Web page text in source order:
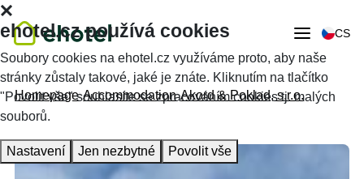
CS
Homepage Accommodation Akord & Poklad, s.r.o.
ehotel.cz používá cookies
Soubory cookies na ehotel.cz využíváme proto, aby naše
stránky zůstaly takové, jaké je znáte. Kliknutím na tlačítko
"Povolit vše" souhlasíte se zpracováním cookies tj. malých
souborů.
Nastavení Jen nezbytné Povolit vše